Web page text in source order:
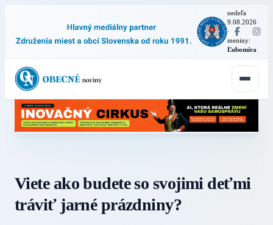
nedeľa
9.08.2026
·
meniny:
Ľubomíra
Viete ako budete so svojimi deťmi
tráviť jarné prázdniny?